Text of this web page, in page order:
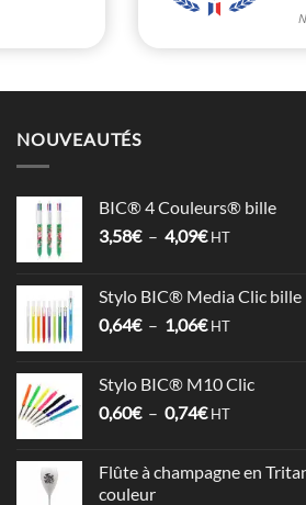
NOUVEAUTÉS
BIC® 4 Couleurs® bille
3,58€ – 4,09€Plage
3,58€
à
HT
Stylo BIC® Media Clic bille
0,64€ – 1,06€Plage
0,64€
à
HT
Stylo BIC® M10 Clic
0,60€ – 0,74€Plage
0,60€
HT
Flûte à champagne en
couleur